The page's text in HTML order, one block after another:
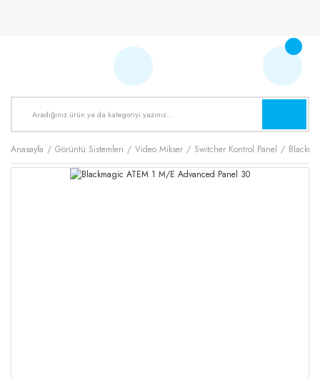
Anasayfa Görüntü Sistemleri Video Mikser Switcher Kontrol Panel